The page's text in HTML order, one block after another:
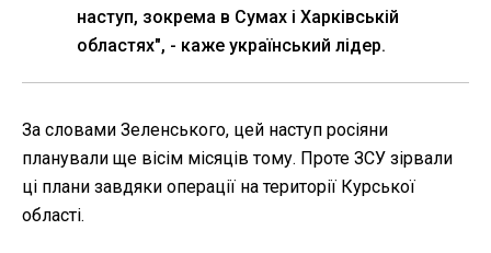
наступ, зокрема в Сумах і Харківській
областях", - каже український лідер.
За словами Зеленського, цей наступ росіяни
планували ще вісім місяців тому. Проте ЗСУ зірвали
ці плани завдяки операції на території Курської
області.